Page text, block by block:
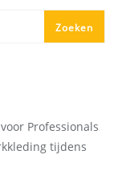
Zoeken
Professionals
tijdens